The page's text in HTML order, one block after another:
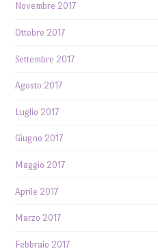
Novembre 2017
Ottobre 2017
Settembre 2017
Agosto 2017
Luglio 2017
Giugno 2017
Maggio 2017
Aprile 2017
Marzo 2017
Febbraio 2017